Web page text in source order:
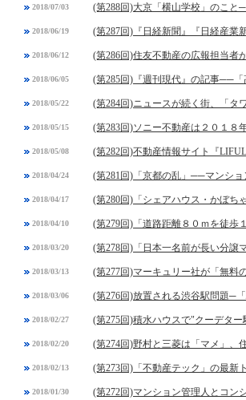
2018/07/03 (第288回)大京「横山学校」のこ
2018/06/19 (第287回)『日経新聞』『日経産業
2018/06/12 (第286回)住友不動産の広報担当者
2018/06/05 (第285回)『週刊現代』の記事──
2018/05/22 (第284回)ニュースが続く街、「タ
2018/05/15 (第283回)ソニー不動産は２０１８
2018/05/08 (第282回)不動産情報サイト『
2018/04/24 (第281回)「京都の乱」──マンシ
2018/04/17 (第280回)「シェアハウス・かぼち
2018/04/10 (第279回)「道路距離８０ｍを徒歩
2018/03/20 (第278回)「日本一名前が長い分譲
2018/03/13 (第277回)マーキュリー社が「無料
2018/03/06 (第276回)放置される渋谷駅問題─
2018/02/27 (第275回)積水ハウスで"クーデタ
2018/02/20 (第274回)野村と三菱は「マメ」、
2018/02/13 (第273回)「不動産テック」の最新
2018/01/30 (第272回)マンション管理人とコン